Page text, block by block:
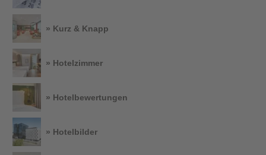
» Kurz & Knapp
» Hotelzimmer
» Hotelbewertungen
» Hotelbilder